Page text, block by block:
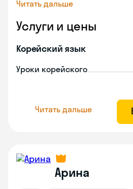
Читать дальше
Услуги и цены
Корейский язык
Уроки корейского
Читать дальше
Арина